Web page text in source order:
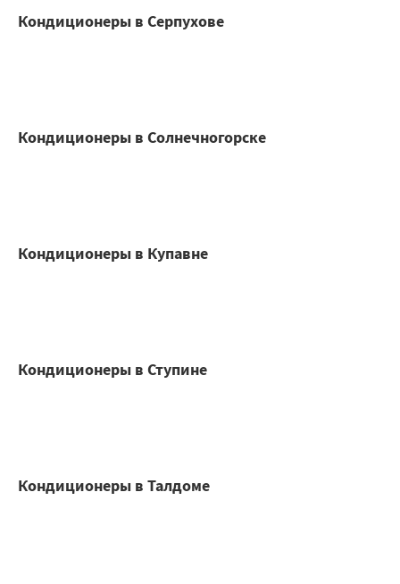
Кондиционеры в Серпухове
Кондиционеры в Солнечногорске
Кондиционеры в Купавне
Кондиционеры в Ступине
Кондиционеры в Талдоме